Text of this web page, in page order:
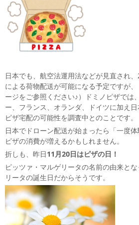
日本でも、航空法運用法などが見直され
による荷物配送が可能になる予定ですが
ージをご参照ください♪）ドミノピザでは
ー、フランス、オランダ、ドイツに加え
ピザ宅配の可能性を調査中とのことです。
日本でドローン配送が始まったら「一度
ピザの消費が増えるかもしれません。
折しも、昨日11月20日はピザの日！
ピッツァ・マルゲリータの名前の由来と
リータの誕生日だからそうです。